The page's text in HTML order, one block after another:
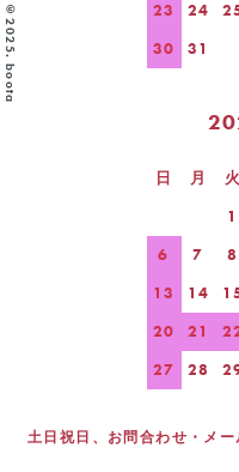
23
24
30
31
日 月 火
1
6
7 8
13
14
20
21
27
28
土日祝日、お問合わせ・メ
©2025. boota